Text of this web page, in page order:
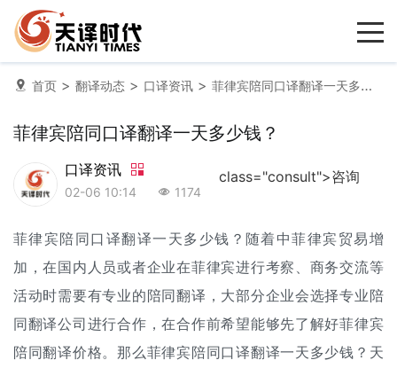
首页 > 翻译动态 > 口译资讯 > 菲律宾陪同口译翻译一天多少钱？
菲律宾陪同口译翻译一天多少钱？
口译资讯
02-06 10:14 1174
class="consult">咨询
菲律宾陪同口译翻译一天多少钱？随着中菲律宾贸易增
加，在国内人员或者企业在菲律宾进行考察、商务交流等
活动时需要有专业的陪同翻译 ，大部分企业会选择专业陪
同翻译公司进行合作，在合作前希望能够先了解好菲律宾
陪同翻译价格。那么菲律宾陪同口译翻译一天多少钱？天